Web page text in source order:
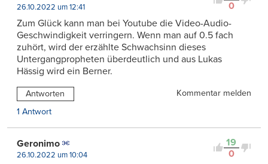
0
26.10.2022 um 12:41
Zum Glück kann man bei Youtube die Video-Audio-
Geschwindigkeit verringern. Wenn man auf 0.5 fach
zuhört, wird der erzählte Schwachsinn dieses
Untergangpropheten überdeutlich und aus Lukas
Hässig wird ein Berner.
Antworten
Kommentar melden
1 Antwort
19
0
Geronimo
26.10.2022 um 10:04